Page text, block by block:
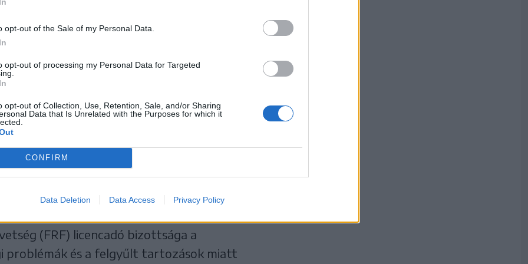
opt-out of the Sale of my Personal Data.
opt-out of processing my Personal Data for Targeted
opt-out of Collection, Use, Retention, Sale, and/or Sharing
Data that Is Unrelated with the Purposes for which it
CONFIRM
Data Deletion Data Access Privacy Policy
végül a hosszabbításban Morar
ziccerét Drăghia még védte, a
lőtte, és a játék képe alapján nem várt
együttesnek.
a bajnokságban az ASA (legutóbb
a Temesvári ACS Poli vendégeként),
a temesvári együttest, és ismét a tabella
értékes győzelmét beárnyékolja az,
(FRF) licencadó bizottsága a
problémák és a felgyűlt tartozások miatt